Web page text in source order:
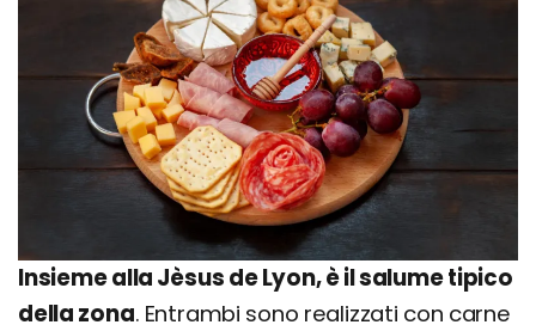
Insieme alla Jèsus de Lyon, è il salume tipico
della zona. Entrambi sono realizzati con carne